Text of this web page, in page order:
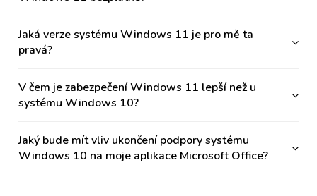
Jaká verze systému Windows 11 je pro mě ta
pravá?
V čem je zabezpečení Windows 11 lepší než u
systému Windows 10?
Jaký bude mít vliv ukončení podpory systému
Windows 10 na moje aplikace Microsoft Office?